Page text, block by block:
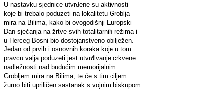
U nastavku sjednice utvrđene su aktivnosti
koje bi trebalo poduzeti na lokalitetu Groblja
mira na Bilima, kako bi ovogodišnji Europski
Dan sjećanja na žrtve svih totalitarnih režima i
u Herceg-Bosni bio dostojanstveno obilježen.
Jedan od prvih i osnovnih koraka koje u tom
pravcu valja poduzeti jest utvrđivanje crkvene
nadležnosti nad budućim memorijalnim
Grobljem mira na Bilima, te će s tim ciljem
žurno biti upriličen sastanak s vojnim biskupom